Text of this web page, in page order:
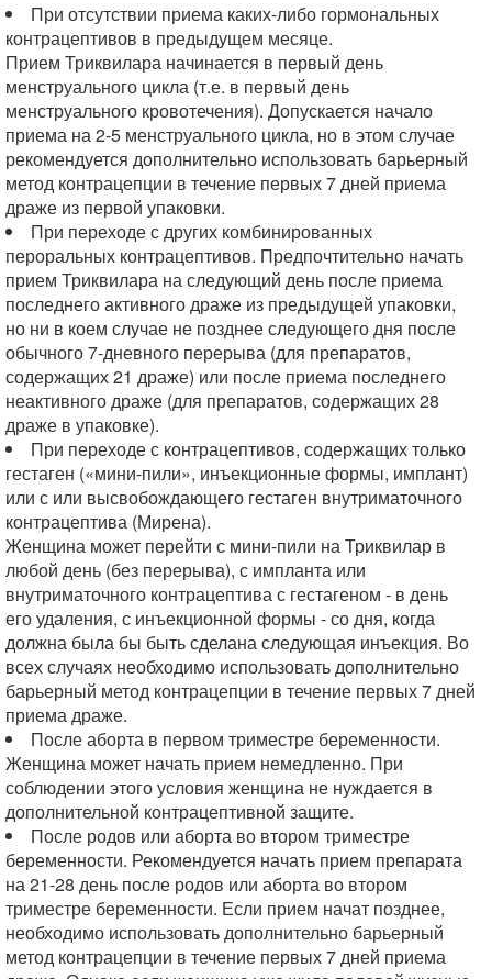
При отсутствии приема каких-либо гормональных
контрацептивов в предыдущем месяце.
Прием Триквилара начинается в первый день
менструального цикла (т.е. в первый день
менструального кровотечения). Допускается начало
приема на 2-5 менструального цикла, но в этом случае
рекомендуется дополнительно использовать барьерный
метод контрацепции в течение первых 7 дней приема
драже из первой упаковки.
При переходе с других комбинированных
пероральных контрацептивов. Предпочтительно начать
прием Триквилара на следующий день после приема
последнего активного драже из предыдущей упаковки,
но ни в коем случае не позднее следующего дня после
обычного 7-дневного перерыва (для препаратов,
содержащих 21 драже) или после приема последнего
неактивного драже (для препаратов, содержащих 28
драже в упаковке).
При переходе с контрацептивов, содержащих только
гестаген («мини-пили», инъекционные формы, имплант)
или с или высвобождающего гестаген внутриматочного
контрацептива (Мирена).
Женщина может перейти с мини-пили на Триквилар в
любой день (без перерыва), с импланта или
внутриматочного контрацептива с гестагеном - в день
его удаления, с инъекционной формы - со дня, когда
должна была бы быть сделана следующая инъекция. Во
всех случаях необходимо использовать дополнительно
барьерный метод контрацепции в течение первых 7 дней
приема драже.
После аборта в первом триместре беременности.
Женщина может начать прием немедленно. При
соблюдении этого условия женщина не нуждается в
дополнительной контрацептивной защите.
После родов или аборта во втором триместре
беременности. Рекомендуется начать прием препарата
на 21-28 день после родов или аборта во втором
триместре беременности. Если прием начат позднее,
необходимо использовать дополнительно барьерный
метод контрацепции в течение первых 7 дней приема